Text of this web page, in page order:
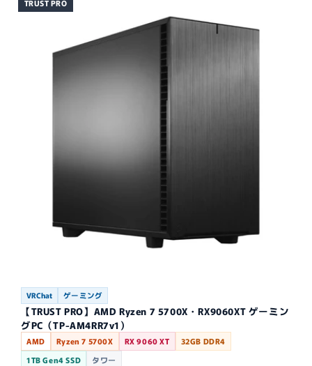
TRUST PRO
VRChat ゲーミング
【TRUST PRO】AMD Ryzen 7 5700X・RX9060XT ゲーミン
グPC（TP-AM4RR7v1）
AMD Ryzen 7 5700X RX 9060 XT
32GB DDR4
1TB Gen4 SSD
タワー